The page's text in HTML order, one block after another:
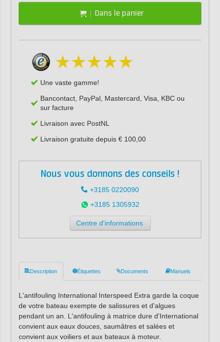
Dans le panier
Une vaste gamme!
Bancontact, PayPal, Mastercard, Visa, KBC ou
sur facture
Livraison avec PostNL
Livraison gratuite depuis € 100,00
Nous vous donnons des conseils !
+3185 0220090
+3185 1305932
Centre d'informations
Description Étiquettes Documents Manuels
L'antifouling International Interspeed Extra garde la coque
de votre bateau exempte de salissures et d'algues
pendant un an. L'antifouling à matrice dure d'International
convient aux eaux douces, saumâtres et salées et
convient aux voiliers et aux bateaux à moteur.